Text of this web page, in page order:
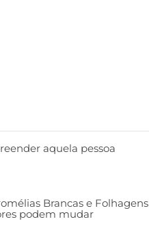
aquela pessoa
Brancas e Folhagens
podem mudar